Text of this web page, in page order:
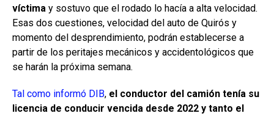
víctima y sostuvo que el rodado lo hacía a alta velocidad.
Esas dos cuestiones, velocidad del auto de Quirós y
momento del desprendimiento, podrán establecerse a
partir de los peritajes mecánicos y accidentológicos que
se harán la próxima semana.
Tal como informó DIB, el conductor del camión tenía su
licencia de conducir vencida desde 2022 y tanto el